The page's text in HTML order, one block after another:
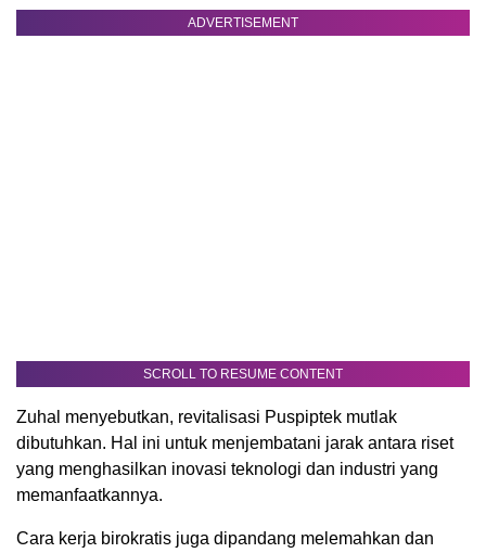
ADVERTISEMENT
SCROLL TO RESUME CONTENT
Zuhal menyebutkan, revitalisasi Puspiptek mutlak
dibutuhkan. Hal ini untuk menjembatani jarak antara riset
yang menghasilkan inovasi teknologi dan industri yang
memanfaatkannya.
Cara kerja birokratis juga dipandang melemahkan dan